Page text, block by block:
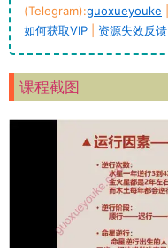
(Telegram):guoxueyouke
如何获取VIP
资源失效反馈
课程截图